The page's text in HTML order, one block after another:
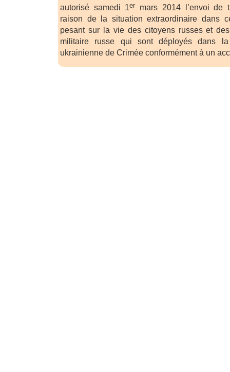
autorisé samedi 1er
mars 2014 l’envoi de
raison de la situation extraordinaire dans
pesant sur la vie des citoyens russes et
militaire russe qui sont déployés dans la
ukrainienne de Crimée conformément à un